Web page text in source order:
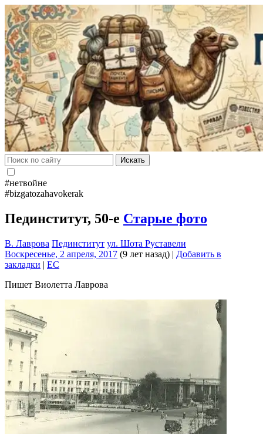
Искать
#нетвойне
#bizgatozahavokerak
Пединститут, 50-е Старые фото
В. Лаврова Пединститут ул. Шота Руставели
Воскресенье, 2 апреля, 2017 (9 лет назад) | Добавить в
закладки | EC
Пишет Виолетта Лаврова